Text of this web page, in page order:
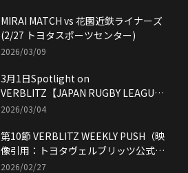
MIRAI MATCH vs 花園近鉄ライナーズ
(2/27 トヨタスポーツセンター)
2026/03/09
3月1日Spotlight on
VERBLITZ【JAPAN RUGBY LEAGUE
ONE】映像引用：トヨタヴェルブリッ
2026/03/04
第10節 VERBLITZ WEEKLY PUSH（映
像引用：トヨタヴェルブリッツ公式
YouTubeチャンネル）
2026/02/27